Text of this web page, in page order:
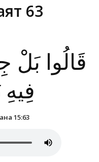
63
قَالُوا بَلْ
15:63